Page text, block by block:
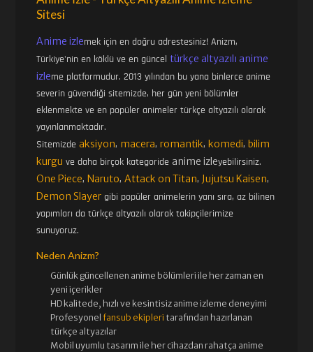
Sitesi
Anime izlemek için en doğru adrestesiniz! Anizm,
Türkiye'nin en köklü ve en günceltürkçe altyazılı anime
izleme platformudur. 2013 yılından bu yana binlerce anime
severin güvendiği sitemizde, her gün yeni bölümler
eklenmekte ve en popüler animeler türkçe altyazılı olarak
yayınlanmaktadır.
Sitemizdeaksiyon, macera,romantik, komedi, bilim
kurgu ve daha birçok kategoride anime izleyebilirsiniz.
One Piece, Naruto,Attack on Titan, Jujutsu Kaisen,
Demon Slayer gibi popüler animelerin yanı sıra, az bilinen
yapımları da türkçe altyazılı olarak takipçilerimize
sunuyoruz.
Neden Anizm?
Günlük güncellenen anime bölümleri ile her zaman en
yeni içerikler
HD kalitede, hızlı ve kesintisiz anime izleme deneyimi
Profesyonelfansub ekipleri tarafından hazırlanan
türkçe altyazılar
Mobil uyumlu tasarım ile her cihazdan rahatça anime